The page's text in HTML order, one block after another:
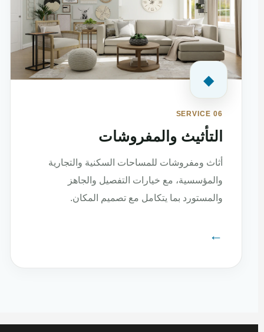
◆
SERVICE 06
التأثيث والمفروشات
أثاث ومفروشات للمساحات السكنية والتجارية
والمؤسسية، مع خيارات التفصيل والجاهز
والمستورد بما يتكامل مع تصميم المكان.
←